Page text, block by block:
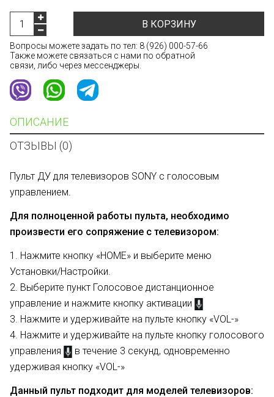
В КОРЗИНУ
Вопросы можете задать по тел: 8 (926) 000-57-66
Также можете связаться с нами по обратной
связи, либо через мессенджеры.
ОПИСАНИЕ
ОТЗЫВЫ (0)
Пульт ДУ для телевизоров SONY с голосовым
управлением.
Для полноценной работы пульта, необходимо
произвести его сопряжение с телевизором:
1. Нажмите кнопку «HOME» и выберите меню
Установки/Настройки.
2. Выберите пункт Голосовое дистанционное
управление и нажмите кнопку активации
3. Нажмите и удерживайте на пульте кнопку «VOL-»
4. Нажмите и удерживайте на пульте кнопку голосового
управления
в течение 3 секунд, одновременно
удерживая кнопку «VOL-»
Данный пульт подходит для моделей телевизоров: